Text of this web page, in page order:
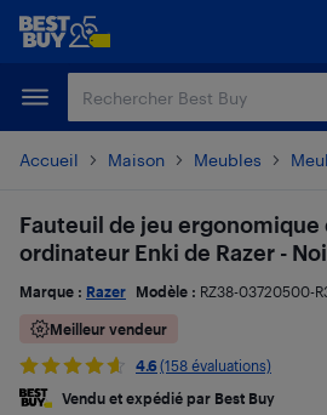
Passer
principal
Passer
Accueil Maison Meubles
Fauteuil de jeu ergonomique
ordinateur Enki de Razer -
Marque : Razer Modèle : RZ38-03720500-
Meilleur vendeur
4.6 (158 évaluations)
Vendu et expédié par Best Buy